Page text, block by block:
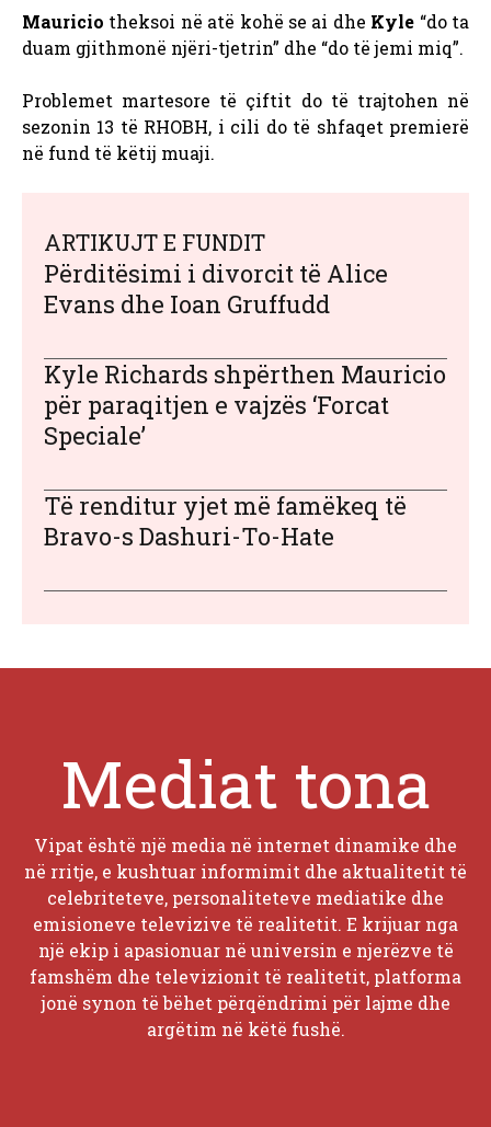
Mauricio theksoi në atë kohë se ai dhe Kyle “do ta
duam gjithmonë njëri-tjetrin” dhe “do të jemi miq”.
Problemet martesore të çiftit do të trajtohen në
sezonin 13 të RHOBH, i cili do të shfaqet premierë
në fund të këtij muaji.
ARTIKUJT E FUNDIT
Përditësimi i divorcit të Alice
Evans dhe Ioan Gruffudd
Kyle Richards shpërthen Mauricio
për paraqitjen e vajzës ‘Forcat
Speciale’
Të renditur yjet më famëkeq të
Bravo-s Dashuri-To-Hate
Mediat tona
Vipat është një media në internet dinamike dhe
në rritje, e kushtuar informimit dhe aktualitetit të
celebriteteve, personaliteteve mediatike dhe
emisioneve televizive të realitetit. E krijuar nga
një ekip i apasionuar në universin e njerëzve të
famshëm dhe televizionit të realitetit, platforma
jonë synon të bëhet përqëndrimi për lajme dhe
argëtim në këtë fushë.